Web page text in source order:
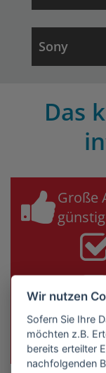
Sony
Das
Große
Helmkamera
Wir nutzen
Sofern Sie Ihre
möchten z.B.
bereits erteilter
nachfolgenden